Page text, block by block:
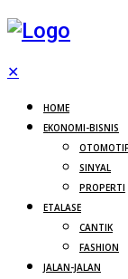
✕
HOME
EKONOMI-BISNIS
OTOMOTIF
SINYAL
PROPERTI
ETALASE
CANTIK
FASHION
JALAN-JALAN